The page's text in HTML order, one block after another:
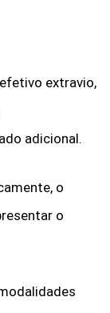
extravio,
adicional.
o
o